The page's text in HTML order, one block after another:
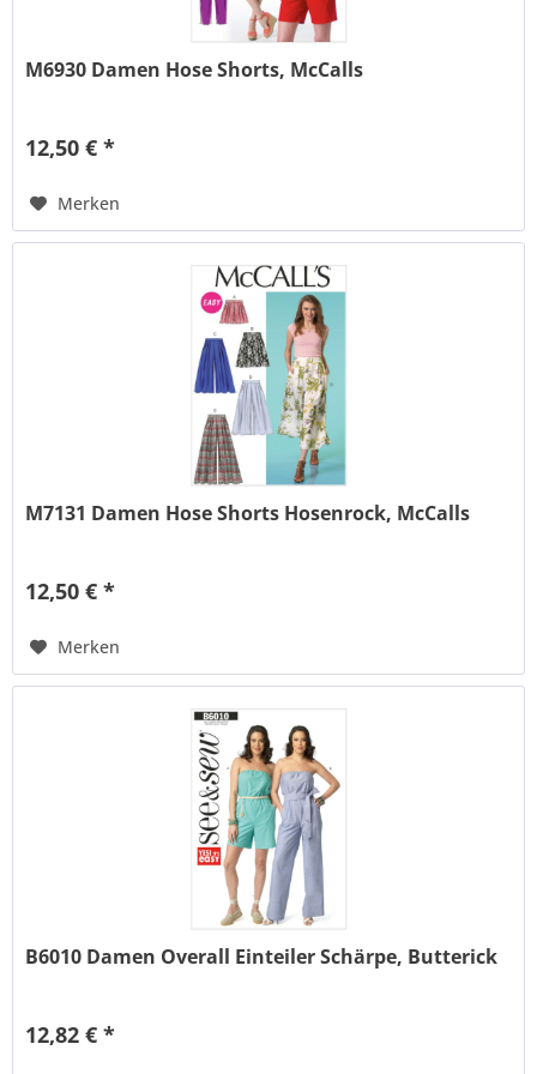
M6930 Damen Hose Shorts, McCalls
12,50 € *
Merken
M7131 Damen Hose Shorts Hosenrock, McCalls
12,50 € *
Merken
B6010 Damen Overall Einteiler Schärpe, Butterick
12,82 € *